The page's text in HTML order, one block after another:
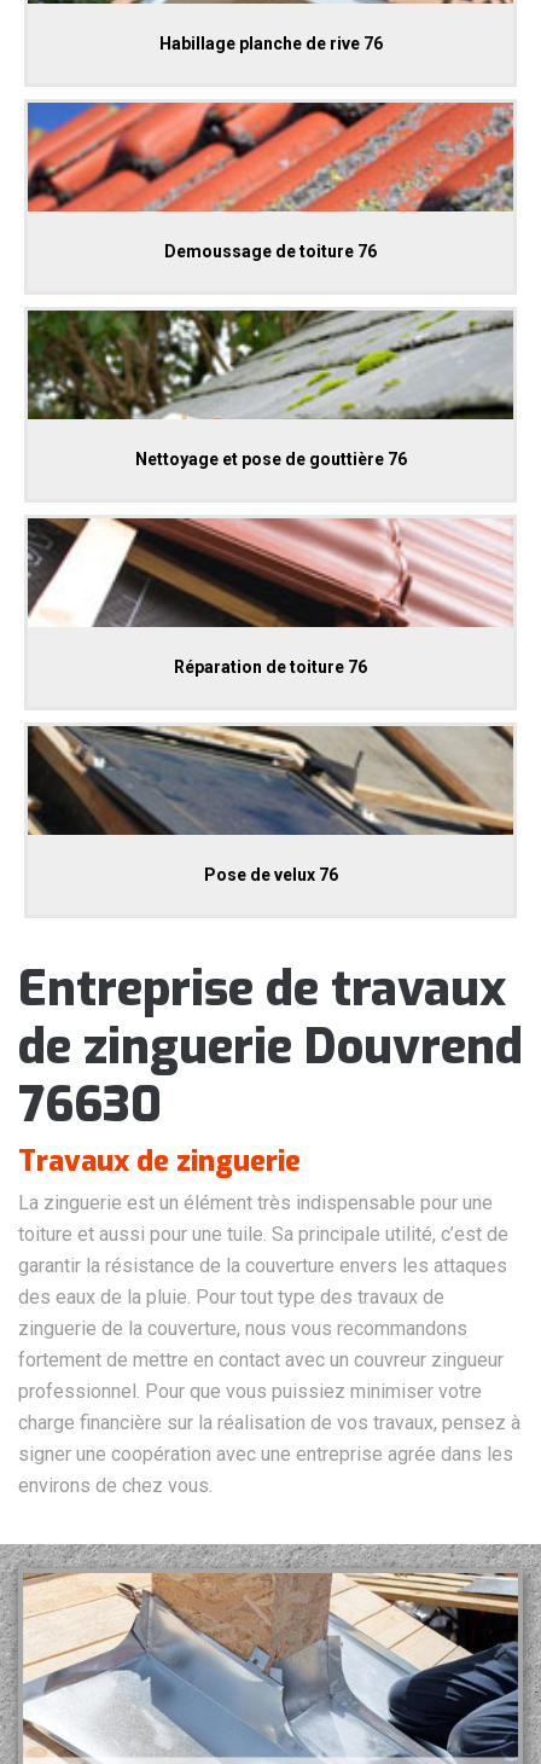
Habillage planche de rive 76
Demoussage de toiture 76
Nettoyage et pose de gouttière 76
Réparation de toiture 76
Pose de velux 76
Entreprise de travaux
de zinguerie Douvrend
76630
Travaux de zinguerie
La zinguerie est un élément très indispensable pour une
toiture et aussi pour une tuile. Sa principale utilité, c’est de
garantir la résistance de la couverture envers les attaques
des eaux de la pluie. Pour tout type des travaux de
zinguerie de la couverture, nous vous recommandons
fortement de mettre en contact avec un couvreur zingueur
professionnel. Pour que vous puissiez minimiser votre
charge financière sur la réalisation de vos travaux, pensez à
signer une coopération avec une entreprise agrée dans les
environs de chez vous.